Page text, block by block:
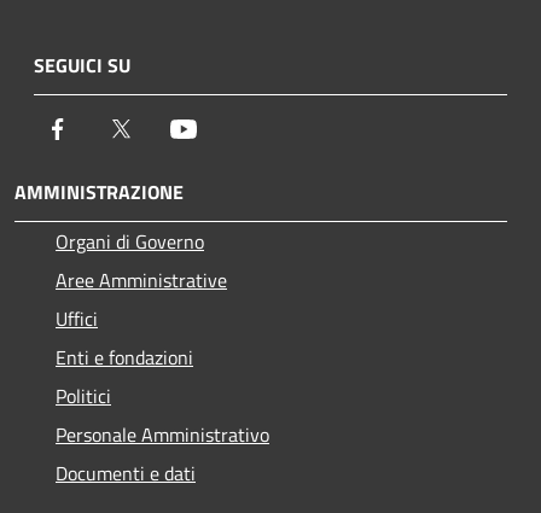
SEGUICI SU
Facebook Twitter
AMMINISTRAZIONE
Organi di Governo
Aree Amministrative
Uffici
Enti e fondazioni
Politici
Personale Amministrativo
Documenti e dati